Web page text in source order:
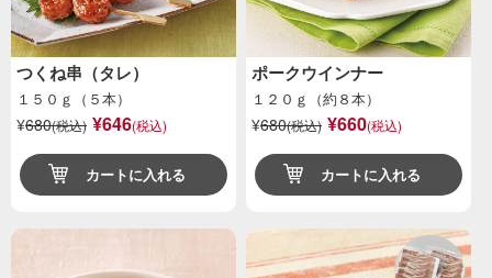
つくね串（タレ）
１５０ｇ（５本）
¥680(税込) ¥646(税込)
カートに入れる
ポークウインナー
１２０ｇ（約８本）
¥680(税込) ¥660(税込)
カートに入れる